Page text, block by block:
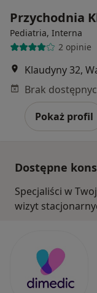
Przychodnia
Pediatria, Interna
2 opinie
Klaudyny 32,
Pokaż profil
Dostępne
Specjaliści w
wizyt